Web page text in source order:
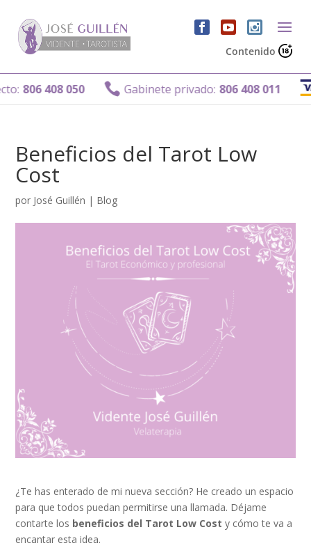
Contenido
408 050  Gabinete privado: 806 408 011
Beneficios del Tarot Low
Cost
por José Guillén | Blog
¿Te has enterado de mi nueva sección? He creado un espacio
para que todos puedan permitirse una llamada. Déjame
contarte los beneficios del Tarot Low Cost y cómo te va a
encantar esta idea.